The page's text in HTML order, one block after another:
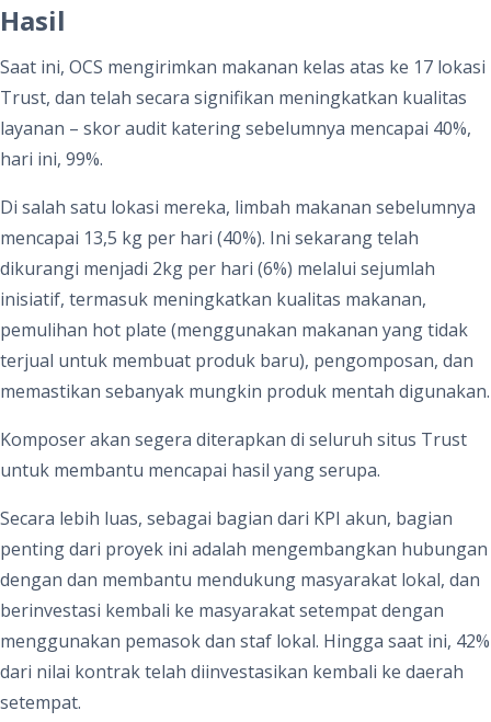
Hasil
Saat ini, OCS mengirimkan makanan kelas atas ke 17 lokasi
Trust, dan telah secara signifikan meningkatkan kualitas
layanan – skor audit katering sebelumnya mencapai 40%,
hari ini, 99%.
Di salah satu lokasi mereka, limbah makanan sebelumnya
mencapai 13,5 kg per hari (40%). Ini sekarang telah
dikurangi menjadi 2kg per hari (6%) melalui sejumlah
inisiatif, termasuk meningkatkan kualitas makanan,
pemulihan hot plate (menggunakan makanan yang tidak
terjual untuk membuat produk baru), pengomposan, dan
memastikan sebanyak mungkin produk mentah digunakan.
Komposer akan segera diterapkan di seluruh situs Trust
untuk membantu mencapai hasil yang serupa.
Secara lebih luas, sebagai bagian dari KPI akun, bagian
penting dari proyek ini adalah mengembangkan hubungan
dengan dan membantu mendukung masyarakat lokal, dan
berinvestasi kembali ke masyarakat setempat dengan
menggunakan pemasok dan staf lokal. Hingga saat ini, 42%
dari nilai kontrak telah diinvestasikan kembali ke daerah
setempat.